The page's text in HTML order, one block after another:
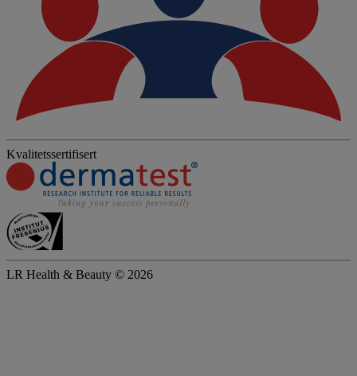
Kvalitetssertifisert
LR Health & Beauty © 2026